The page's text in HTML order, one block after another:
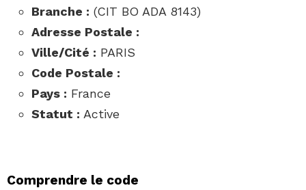
Branche : (CIT BO ADA 8143)
Adresse Postale :
Ville/Cité : PARIS
Code Postale :
Pays : France
Statut : Active
Comprendre le code